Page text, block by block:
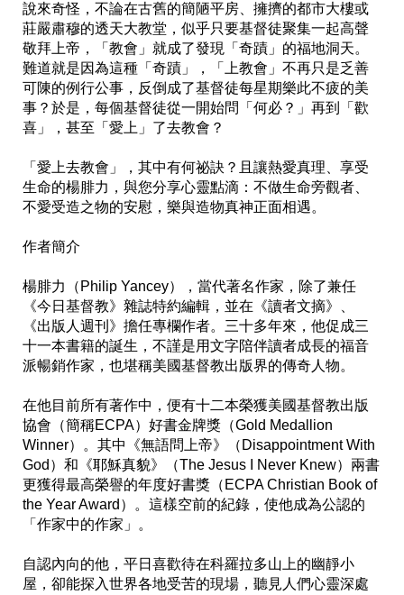
說來奇怪，不論在古舊的簡陋平房、擁擠的都市大樓或
莊嚴肅穆的透天大教堂，似乎只要基督徒聚集一起高聲
敬拜上帝，「教會」就成了發現「奇蹟」的福地洞天。
難道就是因為這種「奇蹟」，「上教會」不再只是乏善
可陳的例行公事，反倒成了基督徒每星期樂此不疲的美
事？於是，每個基督徒從一開始問「何必？」再到「歡
喜」，甚至「愛上」了去教會？
「愛上去教會」，其中有何祕訣？且讓熱愛真理、享受
生命的楊腓力，與您分享心靈點滴：不做生命旁觀者、
不愛受造之物的安慰，樂與造物真神正面相遇。
作者簡介
楊腓力（Philip Yancey），當代著名作家，除了兼任
《今日基督教》雜誌特約編輯，並在《讀者文摘》、
《出版人週刊》擔任專欄作者。三十多年來，他促成三
十一本書籍的誕生，不謹是用文字陪伴讀者成長的福音
派暢銷作家，也堪稱美國基督教出版界的傳奇人物。
在他目前所有著作中，便有十二本榮獲美國基督教出版
協會（簡稱ECPA）好書金牌獎（Gold Medallion
Winner）。其中《無語問上帝》（Disappointment With
God）和《耶穌真貌》（The Jesus I Never Knew）兩書
更獲得最高榮譽的年度好書獎（ECPA Christian Book of
the Year Award）。這樣空前的紀錄，使他成為公認的
「作家中的作家」。
自認內向的他，平日喜歡待在科羅拉多山上的幽靜小
屋，卻能探入世界各地受苦的現場，聽見人們心靈深處